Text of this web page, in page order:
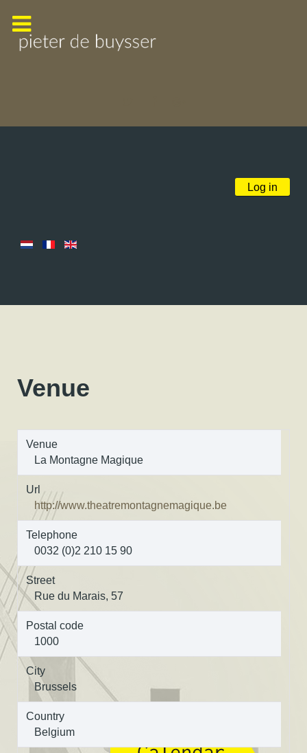
Log in
Venue
Venue
La Montagne Magique
Url
http://www.theatremontagnemagique.be
Telephone
0032 (0)2 210 15 90
Street
Rue du Marais, 57
Postal code
1000
City
Brussels
Country
Belgium